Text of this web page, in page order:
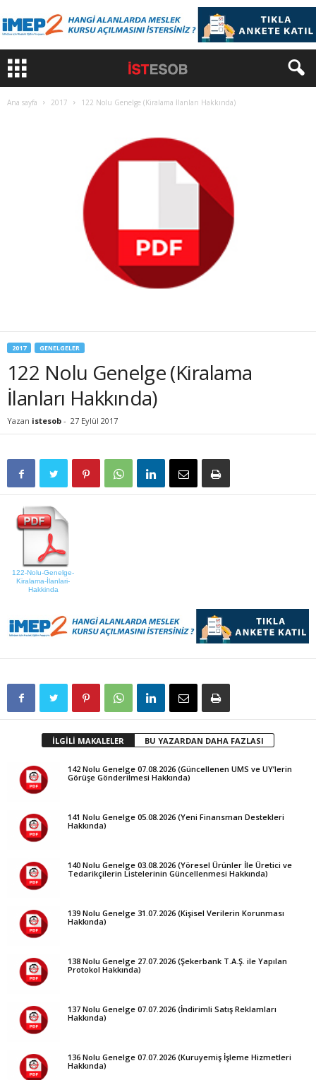
Ana sayfa 2017 122 Nolu Genelge (Kiralama İlanları Hakkında)
2017 GENELGELER
122 Nolu Genelge (Kiralama
İlanları Hakkında)
Yazan istesob - 27 Eylül 2017
122-Nolu-Genelge-
Kiralama-İlanlari-
Hakkinda
İLGİLİ MAKALELER BU YAZARDAN DAHA FAZLASI
142 Nolu Genelge 07.08.2026 (Güncellenen UMS ve UY’lerin
Görüşe Gönderilmesi Hakkında)
141 Nolu Genelge 05.08.2026 (Yeni Finansman Destekleri
Hakkında)
140 Nolu Genelge 03.08.2026 (Yöresel Ürünler İle Üretici ve
Tedarikçilerin Listelerinin Güncellenmesi Hakkında)
139 Nolu Genelge 31.07.2026 (Kişisel Verilerin Korunması
Hakkında)
138 Nolu Genelge 27.07.2026 (Şekerbank T.A.Ş. ile Yapılan
Protokol Hakkında)
137 Nolu Genelge 07.07.2026 (İndirimli Satış Reklamları
Hakkında)
136 Nolu Genelge 07.07.2026 (Kuruyemiş İşleme Hizmetleri
Hakkında)